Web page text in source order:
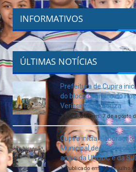
INFORMATIVOS
ÚLTIMAS NOTÍCIAS
Prefeitura de Cupira
do bloco cirúrgico do
Veríssimo de Souza
Publicado em: 7 de agosto
Cupira inicia elaboração
Municipal de Prevenção
apoio da UNODC e da
Publicado em: 28 de julho